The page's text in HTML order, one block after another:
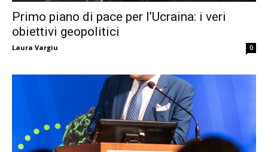
Primo piano di pace per l’Ucraina: i veri
obiettivi geopolitici
Laura Vargiu 0